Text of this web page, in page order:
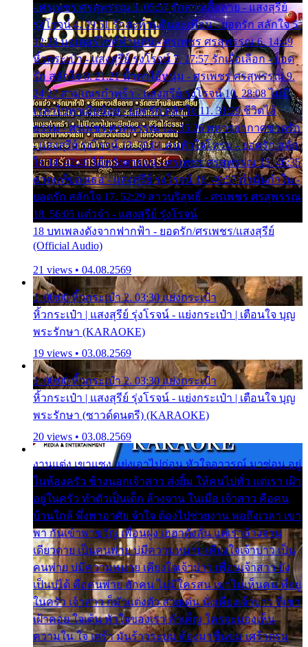
- ศรเพชร ศรสุพรรณ 3. 05:57 รักสาวเสื้อลาย - แสงสุรีย์
รุ่งโรจน์ 4. 09:51 รักสะท้านดินสะเทือน - ยอดรัก สลักใจ 5.
12:23 มอเตอร์ไซค์ทำหล่น - ศรเพชร ศรสุพรรณ 6. 14:49
หิ้วกระเป๋า - แสงสุรีย์ รุ่งโรจน์ 7. 17:57 รักเผื่อเลือก - ยอด
รัก สลักใจ 8. 21:21 น้ำตาไอ้หนุ่ม - ศรเพชร ศรสุพรรณ 9.
24:27 สามเณรกำพร้า - แสงสุรีย์ รุ่งโรจน์ 10. 28:08 ไม่มี
เวลาไปหาเมียน้อย - ยอดรัก สลักใจ 11. 31:29 ชีวิตไอ้
ธรรม - ศรเพชร ศรสุพรรณ 12. 35:26 ทหารอากาศขาดรัก
- แสงสุรีย์ รุ่งโรจน์ 13. 39:01 คนหัวใจโทรม - ยอดรัก สลัก
ใจ 14. 42:49 ไอ้หวังตายแน่ - ศรเพชร ศรสุพรรณ 15. 46:35
ธาตุแท้ของเธอ - แสงสุรีย์ รุ่งโรจน์ 16. 49:57 กำนันกำใน -
ยอดรัก สลักใจ 17. 52:29 สาวบริสุทธิ์ - ศรเพชร ศรสุพรรณ
18. 56:05 แต๋วจ๋า - แสงสุรีย์ รุ่งโรจน์
18 บทเพลงดังจากฟากฟ้า - ยอดรัก/ศรเพชร/แสงสุรีย์
(Official Audio)
21 views • 04.08.2569
1. 00:00 หิ้วกระเป๋า 2. 03:30 แย่งกระเป๋า
หิ้วกระเป๋า | แสงสุรีย์ รุ่งโรจน์ - แย่งกระเป๋า | เตือนใจ บุญ
พระรักษา (KARAOKE)
19 views • 03.08.2569
1. 00:00 หิ้วกระเป๋า 2. 03:30 แย่งกระเป๋า
หิ้วกระเป๋า | แสงสุรีย์ รุ่งโรจน์ - แย่งกระเป๋า | เตือนใจ บุญ
พระรักษา (ซาวด์ดนตรี) (KARAOKE)
20 views • 03.08.2569
งานแต่ง เขาแซง แย่งเอาไปก่อน หัวใจอาวรณ์ มาซ่อน อยู่
ในห้องครัว ข้างนอกเจ้าสาว ส่งยิ้ม ให้คนไปทั่ว แต่เรา เฝ้า
อยู่ในครัว ทำตัวเป็นเด็ก ล้างจาน ในเมื่อ เจ้าสาว คือคน
บ้านใกล้ พึ่งพาอาศัย จำใจ ต้องไปช่วยงาน พอถึงเวลา เขา
พา กันเข้าพาขวัญ เพื่อนฝูง เฮฮาดังลั่น แต่เราล้างจาน
เดียวดาย เป็นคนพ่าย บ่มีความหมาย เคียงใจเจ้าบ่าว เป็น
คนพ่าย บ่มีความหมาย เคียงใจเจ้าบ่าว เพื่อนเจ้าสาว ยัง
เป็นบ่ได้ คือคนพ่าย ฮักคน ไม่มีใครสน เขาไม่เห็นคน ที่อยู่
ในครัว เจ้าสาว ก็มัวแต่งตัว สวยเด่น นั่งเคียงเจ้าบ่าว ที่เขา
เฝ้าคอย ใจเต้น หัวใจของเรา ลำเค็ญ ใครจะมองเห็น
ความใน ใจ เศร้า มันร้าวระบม ต้องมาขื่นขม เศร้าตรม